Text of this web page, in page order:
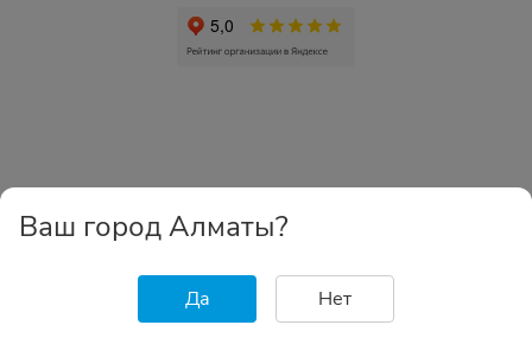
Ваш город Алматы?
Да Нет